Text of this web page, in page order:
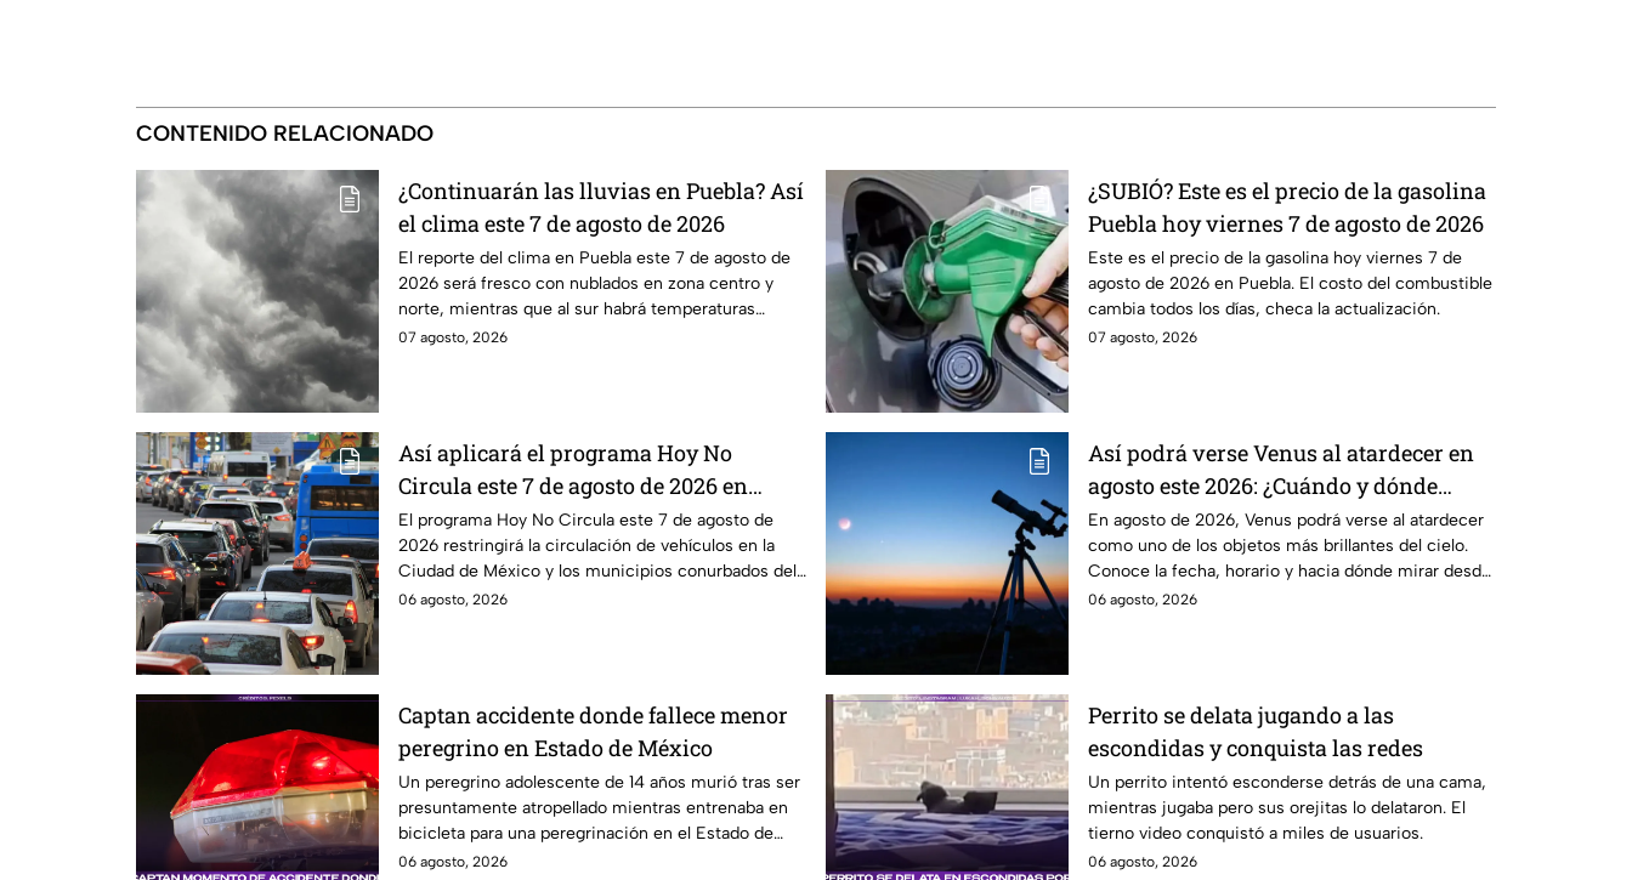
CONTENIDO RELACIONADO
¿Continuarán las lluvias en Puebla? Así
el clima este 7 de agosto de 2026
El reporte del clima en Puebla este 7 de agosto de
2026 será fresco con nublados en zona centro y
norte, mientras que al sur habrá temperaturas
elevadas.
07 agosto, 2026
¿SUBIÓ? Este es el precio de la gasolina
Puebla hoy viernes 7 de agosto de 2026
Este es el precio de la gasolina hoy viernes 7 de
agosto de 2026 en Puebla. El costo del combustible
cambia todos los días, checa la actualización.
07 agosto, 2026
Así aplicará el programa Hoy No
Circula este 7 de agosto de 2026 en
CDMX y Edomex
El programa Hoy No Circula este 7 de agosto de
2026 restringirá la circulación de vehículos en la
Ciudad de México y los municipios conurbados del
Edomex.
06 agosto, 2026
Así podrá verse Venus al atardecer en
agosto este 2026: ¿Cuándo y dónde
observarlo desde Puebla?
En agosto de 2026, Venus podrá verse al atardecer
como uno de los objetos más brillantes del cielo.
Conoce la fecha, horario y hacia dónde mirar desde
Puebla.
06 agosto, 2026
Captan accidente donde fallece menor
peregrino en Estado de México
Un peregrino adolescente de 14 años murió tras ser
presuntamente atropellado mientras entrenaba en
bicicleta para una peregrinación en el Estado de
México.
06 agosto, 2026
Perrito se delata jugando a las
escondidas y conquista las redes
Un perrito intentó esconderse detrás de una cama,
mientras jugaba pero sus orejitas lo delataron. El
tierno video conquistó a miles de usuarios.
06 agosto, 2026